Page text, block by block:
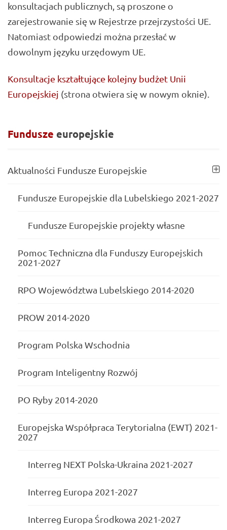
konsultacjach publicznych, są proszone o
zarejestrowanie się w Rejestrze przejrzystości UE.
Natomiast odpowiedzi można przesłać w
dowolnym języku urzędowym UE.
Konsultacje kształtujące kolejny budżet Unii
Europejskiej (strona otwiera się w nowym oknie).
Fundusze europejskie
Aktualności Fundusze Europejskie
Fundusze Europejskie dla Lubelskiego 2021-2027
Fundusze Europejskie projekty własne
Pomoc Techniczna dla Funduszy Europejskich
2021-2027
RPO Województwa Lubelskiego 2014-2020
PROW 2014-2020
Program Polska Wschodnia
Program Inteligentny Rozwój
PO Ryby 2014-2020
Europejska Współpraca Terytorialna (EWT) 2021-
2027
Interreg NEXT Polska-Ukraina 2021-2027
Interreg Europa 2021-2027
Interreg Europa Środkowa 2021-2027